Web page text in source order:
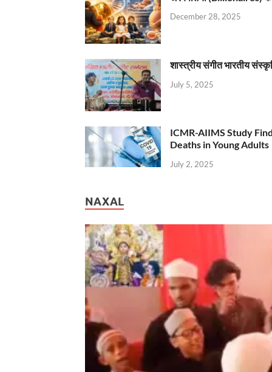
December 28, 2025
शास्त्रीय संगीत भारतीय
July 5, 2025
ICMR-AIIMS Study
Deaths in Young Adults
July 2, 2025
NAXAL